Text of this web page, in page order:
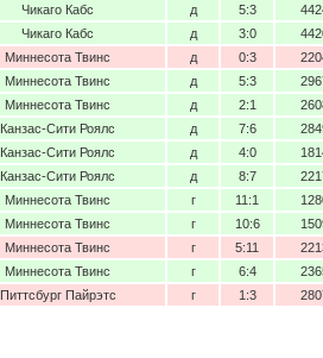
Чикаго Кабс д 5:3
Чикаго Кабс д 3:0
Миннесота Твинс д 0:3
Миннесота Твинс д 5:3
Миннесота Твинс д 2:1
Канзас-Сити Роялс д 7:6
Канзас-Сити Роялс д 4:0
Канзас-Сити Роялс д 8:7
Миннесота Твинс г 11:1
Миннесота Твинс г 10:6
Миннесота Твинс г 5:11
Миннесота Твинс г 6:4
Питтсбург Пайрэтс г 1:3